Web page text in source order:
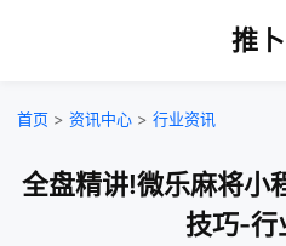
推
首页 > 资讯中心 > 行业资讯
全盘精讲!微乐麻将小
技巧-行